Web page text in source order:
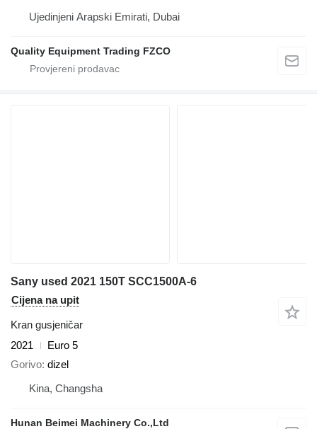
Ujedinjeni Arapski Emirati, Dubai
Quality Equipment Trading FZCO
Sany used 2021 150T SCC1500A-6
Cijena na upit
Kran gusjeničar
2021
Euro 5
Gorivo dizel
Kina, Changsha
Hunan Beimei Machinery Co.,Ltd